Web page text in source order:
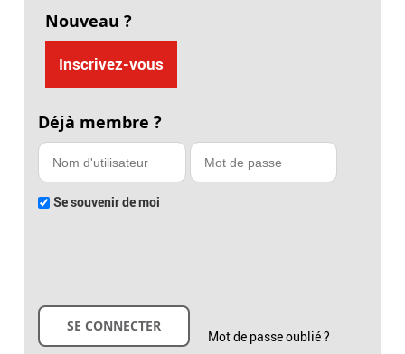
Nouveau ?
Inscrivez-vous
Déjà membre ?
Se souvenir de moi
Mot de passe oublié ?